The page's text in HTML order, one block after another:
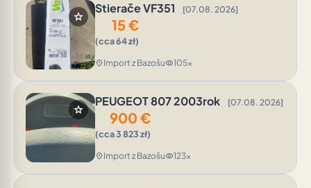
star
Stierače VF351 [07.08. 2026]
15€
(cca 64 zł)
location_on Import z Bazošuvisibility105x
star
PEUGEOT 807 2003rok [07.08. 2026]
900 €
(cca 3 823 zł)
location_on Import z Bazošuvisibility123x